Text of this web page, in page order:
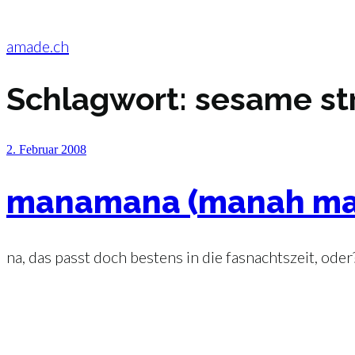
springen
amade.ch
Schlagwort: sesame
Veröffentlicht
2. Februar 2008
manamana (manah
na, das passt doch bestens in die fasnachtszeit,